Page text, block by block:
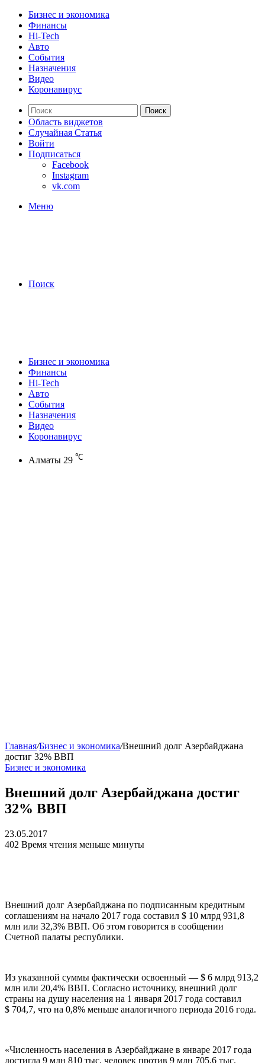
Бизнес и экономика
Финансы
Hi-Tech
Авто
События
Назначения
Видео
Коронавирус
Поиск
Область виджетов
Случайная Статья
Войти
Подписаться
Facebook
Instagram
vk.com
Меню
Поиск
Бизнес и экономика
Финансы
Hi-Tech
Авто
События
Назначения
Видео
Коронавирус
Алматы 29 ℃
Главная/Бизнес и экономика/Внешний долг Азербайджана
достиг 32% ВВП
Бизнес и экономика
Внешний долг Азербайджана достиг
32% ВВП
23.05.2017
402 Время чтения меньше минуты
Внешний долг Азербайджана по подписанным кредитным
соглашениям на начало 2017 года составил $ 10 млрд 931,8
млн или 32,3% ВВП. Об этом говорится в сообщении
Счетной палаты республики.
Из указанной суммы фактически освоенный — $ 6 млрд 913,2
млн или 20,4% ВВП. Согласно источнику, внешний долг
страны на душу населения на 1 января 2017 года составил
$ 704,7, что на 0,8% меньше аналогичного периода 2016 года.
«Численность населения в Азербайджане в январе 2017 года
достигла 9 млн 810 тыс. человек против 9 млн 705,6 тыс.